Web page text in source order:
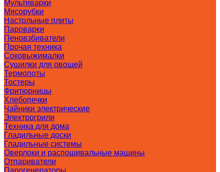
Мультиварки
Мясорубки
Настольные плиты
Пароварки
Пеновзбиватели
Прочая техника
Соковыжималки
Сушилки для овощей
Термопоты
Тостеры
Фритюрницы
Хлебопечки
Чайники электрические
Электрогрили
Техника для дома
Гладильные доски
Гладильные системы
Оверлоки и распошивальные машины
Отпариватели
Парогенераторы